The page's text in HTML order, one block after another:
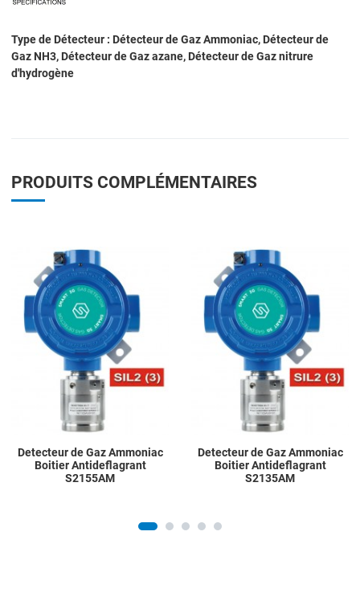
Type de Détecteur : Détecteur de Gaz Ammoniac, Détecteur de
Gaz NH3, Détecteur de Gaz azane, Détecteur de Gaz nitrure
d'hydrogène
PRODUITS COMPLÉMENTAIRES
Add to Wishlist
Add to Compare
Quick View
Detecteur de Gaz Ammoniac
Boitier Antideflagrant
S2155AM
Detecteur de Gaz Ammoniac
Boitier Antideflagrant
S2135AM